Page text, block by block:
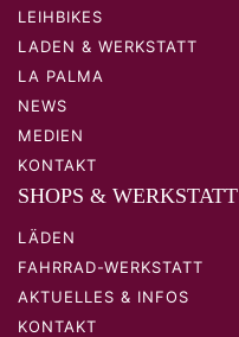
LEIHBIKES
LADEN & WERKSTATT
LA PALMA
NEWS
MEDIEN
KONTAKT
SHOPS & WERKSTATT
LÄDEN
FAHRRAD-WERKSTATT
AKTUELLES & INFOS
KONTAKT